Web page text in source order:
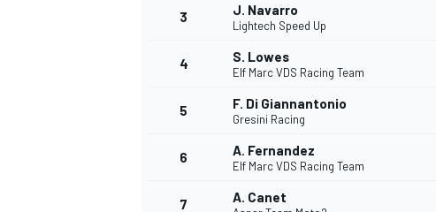
3 J. Navarro
Lightech Speed Up
4 S. Lowes
Elf Marc VDS Racing Team
5 F. Di Giannantonio
Gresini Racing
6 A. Fernandez
Elf Marc VDS Racing Team
7 A. Canet